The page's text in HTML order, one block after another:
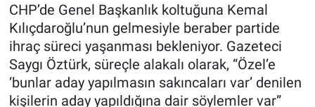
CHP’de Genel Başkanlık koltuğuna Kemal
Kılıçdaroğlu’nun gelmesiyle beraber partide
ihraç süreci yaşanması bekleniyor. Gazeteci
Saygı Öztürk, süreçle alakalı olarak, “Özel’e
‘bunlar aday yapılmasın sakıncaları var’ denilen
kişilerin aday yapıldığına dair söylemler var”